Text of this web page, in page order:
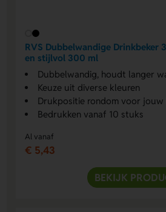
RVS Dubbelwandige Drinkbeker
en stijlvol 300 ml
Dubbelwandig, houdt langer
Keuze uit diverse kleuren
Drukpositie rondom voor jouw
Bedrukken vanaf 10 stuks
Al vanaf
€ 5,43
BEKIJK